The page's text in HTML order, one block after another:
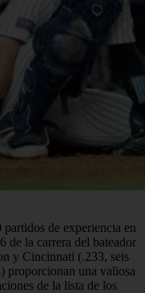
de experiencia en
de la carrera del bateador
y Cincinnati (.233, seis
proporcionan una valiosa
de la lista de los